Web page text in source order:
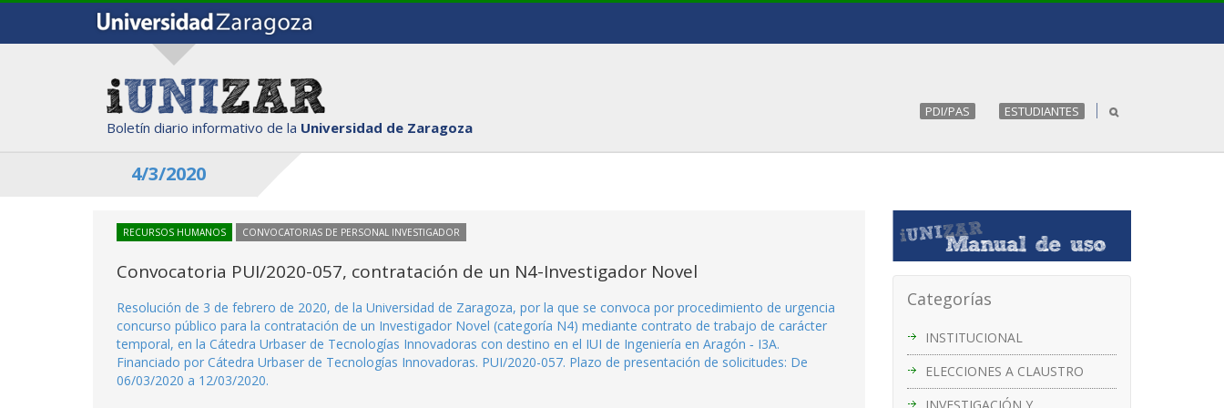
Boletín diario informativo de la Universidad de Zaragoza
PDI/PAS ESTUDIANTES
4/3/2020
Categorías
INSTITUCIONAL
ELECCIONES A CLAUSTRO
RECURSOS HUMANOS CONVOCATORIAS DE PERSONAL INVESTIGADOR
Convocatoria PUI/2020-057, contratación de un N4-Investigador Novel
Resolución de 3 de febrero de 2020, de la Universidad de Zaragoza, por la que se convoca por procedimiento de urgencia
concurso público para la contratación de un Investigador Novel (categoría N4) mediante contrato de trabajo de carácter
temporal, en la Cátedra Urbaser de Tecnologías Innovadoras con destino en el IUI de Ingeniería en Aragón ‐ I3A.
Financiado por Cátedra Urbaser de Tecnologías Innovadoras. PUI/2020-057. Plazo de presentación de solicitudes: De
06/03/2020 a 12/03/2020.